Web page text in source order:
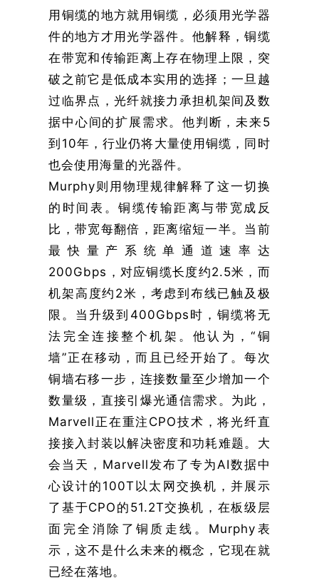
用铜缆的地方就用铜缆，必须用光学器
件的地方才用光学器件。他解释，铜缆
在带宽和传输距离上存在物理上限，突
破之前它是低成本实用的选择；一旦越
过临界点，光纤就接力承担机架间及数
据中心间的扩展需求。他判断，未来5
到10年，行业仍将大量使用铜缆，同时
也会使用海量的光器件。
Murphy则用物理规律解释了这一切换
的时间表。铜缆传输距离与带宽成反
比，带宽每翻倍，距离缩短一半。当前
最快量产系统单通道速率达
200Gbps，对应铜缆长度约2.5米，而
机架高度约2米，考虑到布线已触及极
限。当升级到400Gbps时，铜缆将无
法完全连接整个机架。他认为，“铜
墙”正在移动，而且已经开始了。每次
铜墙右移一步，连接数量至少增加一个
数量级，直接引爆光通信需求。为此，
Marvell正在重注CPO技术，将光纤直
接接入封装以解决密度和功耗难题。大
会当天，Marvell发布了专为AI数据中
心设计的100T以太网交换机，并展示
了基于CPO的51.2T交换机，在板级层
面完全消除了铜质走线。Murphy表
示，这不是什么未来的概念，它现在就
已经在落地。